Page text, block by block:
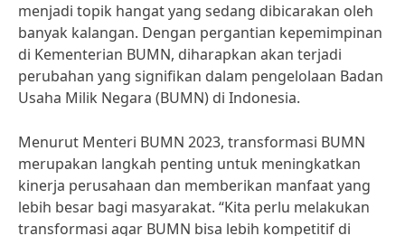
menjadi topik hangat yang sedang dibicarakan oleh
banyak kalangan. Dengan pergantian kepemimpinan
di Kementerian BUMN, diharapkan akan terjadi
perubahan yang signifikan dalam pengelolaan Badan
Usaha Milik Negara (BUMN) di Indonesia.
Menurut Menteri BUMN 2023, transformasi BUMN
merupakan langkah penting untuk meningkatkan
kinerja perusahaan dan memberikan manfaat yang
lebih besar bagi masyarakat. “Kita perlu melakukan
transformasi agar BUMN bisa lebih kompetitif di